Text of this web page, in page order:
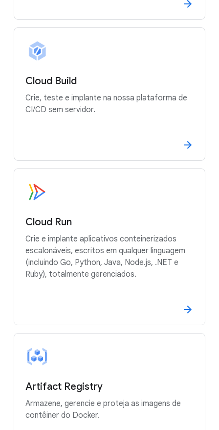
Cloud Build
Crie, teste e implante na nossa plataforma de
CI/CD sem servidor.
Cloud Run
Crie e implante aplicativos conteinerizados
escalonáveis, escritos em qualquer linguagem
(incluindo Go, Python, Java, Node.js, .NET e
Ruby), totalmente gerenciados.
Artifact Registry
Armazene, gerencie e proteja as imagens de
contêiner do Docker.